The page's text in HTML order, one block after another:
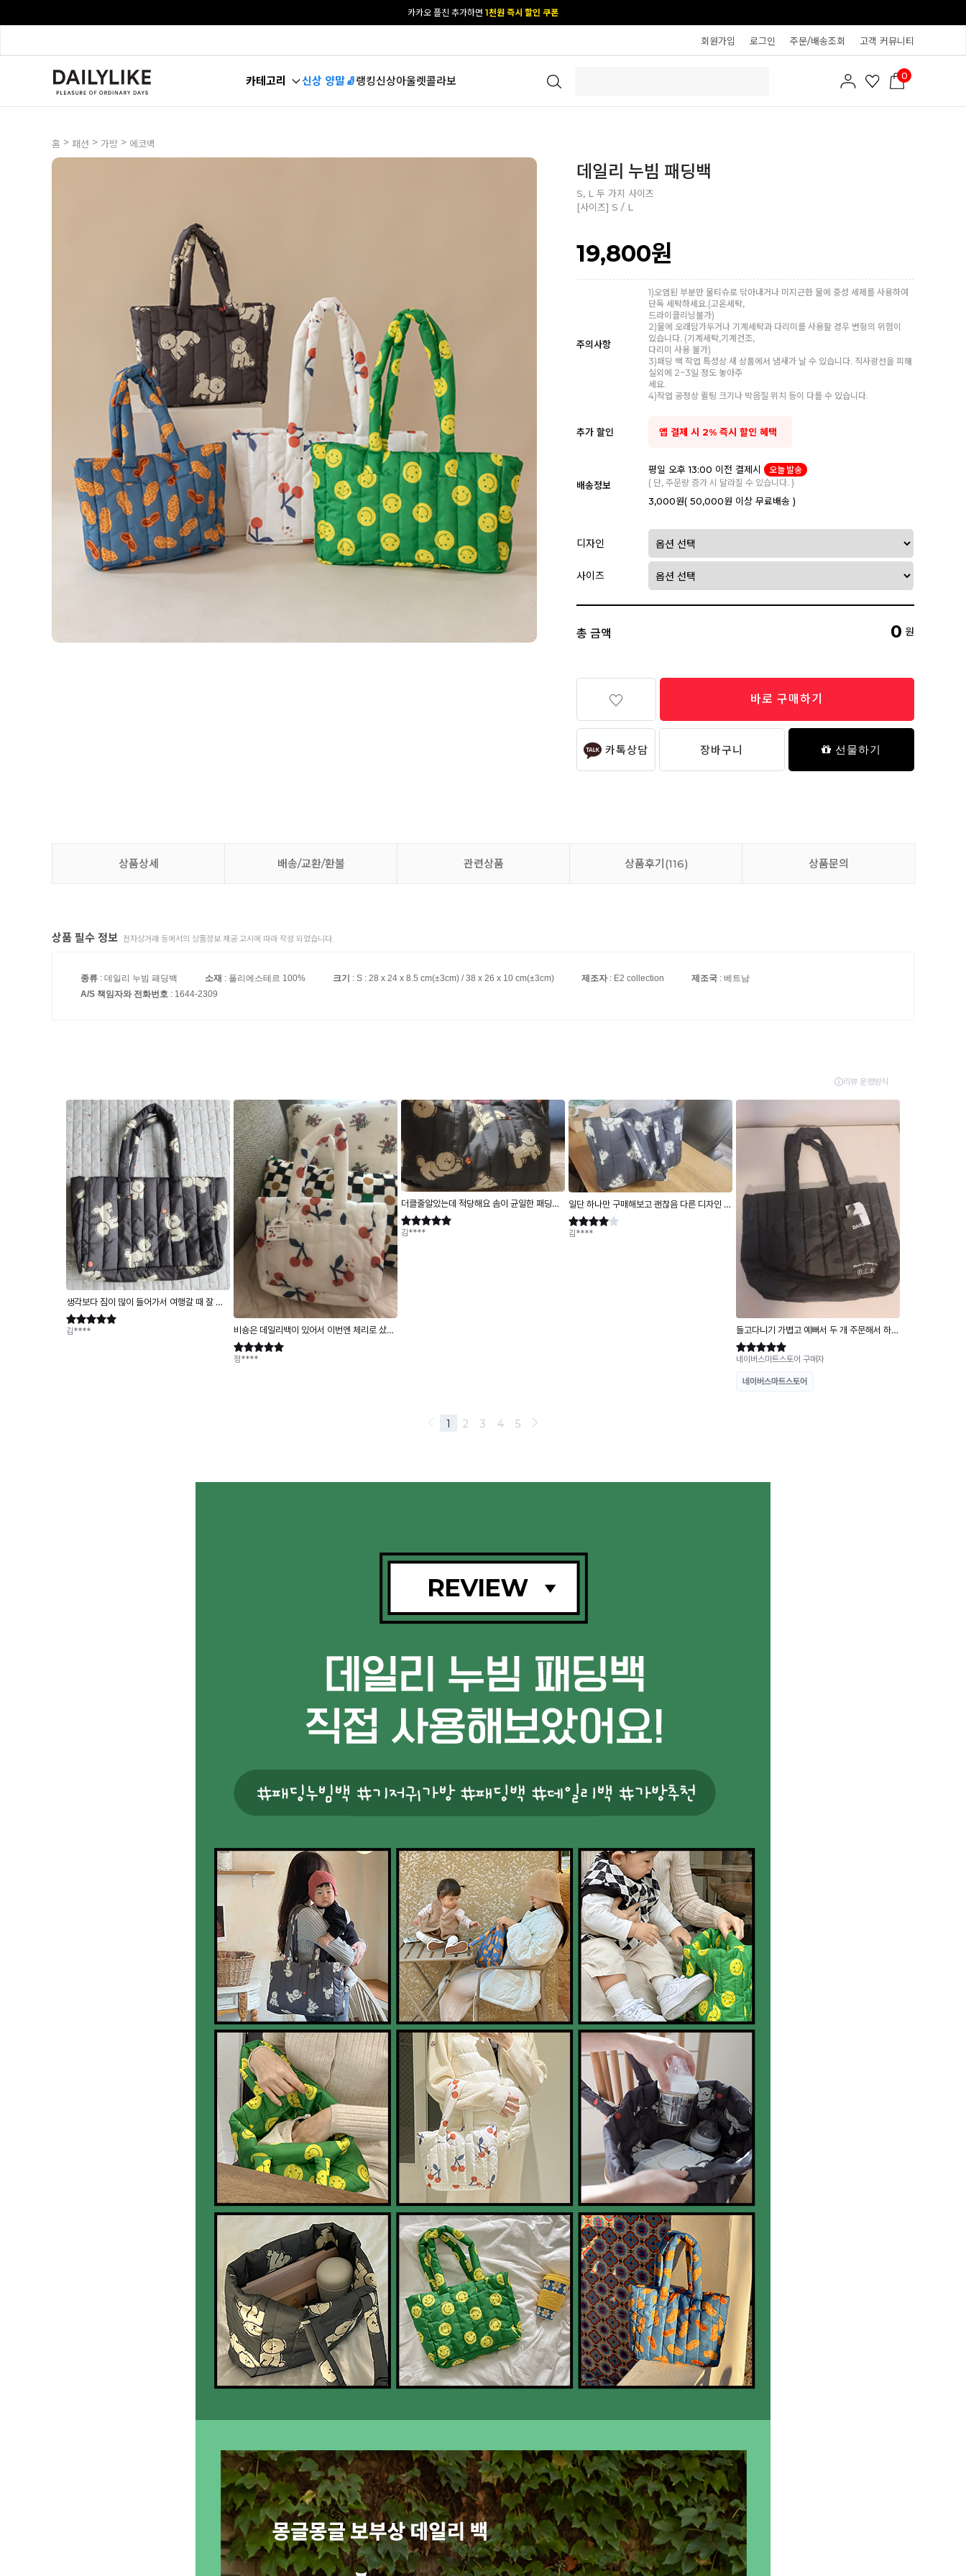
[공식몰 단독] 앱 다운받고2% 결제 할인 받기
회원가입 로그인 주문/배송조회 고객 커뮤니티
카테고리 신상 양말🧦랭킹신상아울렛콜라보 0
홈 > 패션 > 가방 > 에코백
데일리 누빔 패딩백
S, L 두 가지 사이즈
[사이즈] S / L
19,800원
주의사항
1)오염된 부분만 물티슈로 닦아내거나 미지근한 물에 중성 세제를 사용하여
단독 세탁하세요.(고온세탁,
드라이클리닝불가)
2)물에 오래담가두거나 기계세탁과 다리미를 사용할 경우 변형의 위험이
있습니다. (기계세탁,기계건조,
다리미 사용 불가)
3)패딩 백 작업 특성상 새 상품에서 냄새가 날 수 있습니다. 직사광선을 피해
실외에 2~3일 정도 놓아주
세요.
4)작업 공정상 퀼팅 크기나 박음질 위치 등이 다를 수 있습니다.
추가 할인 앱 결제 시 2% 즉시 할인 혜택
배송정보
평일 오후 13:00 이전 결제시
오늘 발송
( 단, 주문량 증가 시 달라질 수 있습니다. )
3,000원( 50,000원 이상 무료배송 )
디자인
사이즈
총 금액 0 원
바로 구매하기
카톡상담 장바구니 선물하기
상품상세 배송/교환/환불 관련상품 상품후기(116) 상품문의
상품 필수 정보 전자상거래 등에서의 상품정보 제공 고시에 따라 작성 되었습니다.
종류 : 데일리 누빔 패딩백 소재 : 폴리에스테르 100% 크기 : S : 28 x 24 x 8.5 cm(±3cm) / 38 x 26 x 10 cm(±3cm) 제조자: E2 collection 제조국 : 베트남
A/S 책임자와 전화번호 : 1644-2309